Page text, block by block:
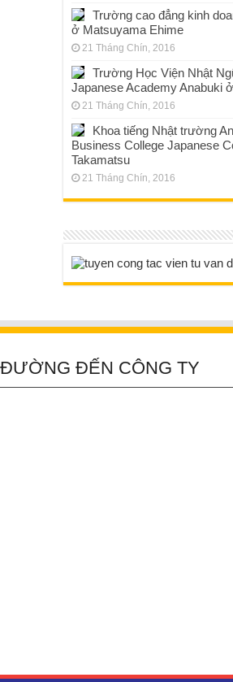
Trường cao đẳng kinh
ở Matsuyama Ehime
21 Tháng Chín, 2016
Trường Học Viện Nhật
Japanese Academy Anabuki
21 Tháng Chín, 2016
Khoa tiếng Nhật trường
Business College Japanese
Takamatsu
21 Tháng Chín, 2016
ĐẾN CÔNG TY